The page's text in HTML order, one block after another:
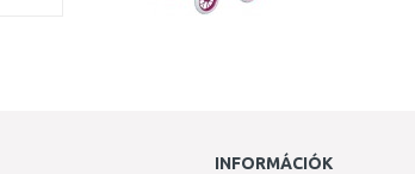
INFORMÁCIÓK